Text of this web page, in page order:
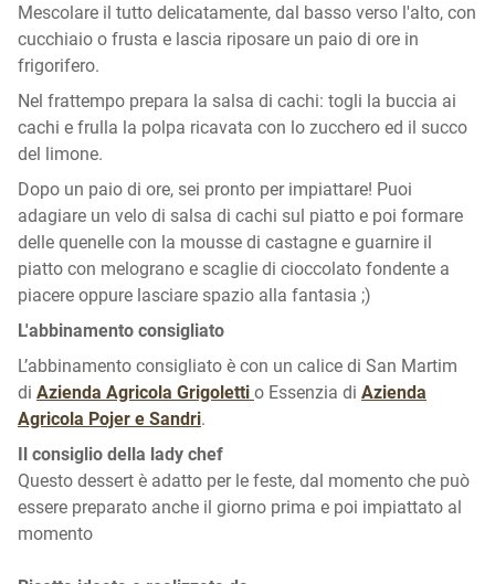
Mescolare il tutto delicatamente, dal basso verso l'alto, con
cucchiaio o frusta e lascia riposare un paio di ore in
frigorifero.
Nel frattempo prepara la salsa di cachi: togli la buccia ai
cachi e frulla la polpa ricavata con lo zucchero ed il succo
del limone.
Dopo un paio di ore, sei pronto per impiattare! Puoi
adagiare un velo di salsa di cachi sul piatto e poi formare
delle quenelle con la mousse di castagne e guarnire il
piatto con melograno e scaglie di cioccolato fondente a
piacere oppure lasciare spazio alla fantasia ;)
L'abbinamento consigliato
L’abbinamento consigliato è con un calice di San Martim
di Azienda Agricola Grigoletti o Essenzia di Azienda
Agricola Pojer e Sandri.
Il consiglio della lady chef
Questo dessert è adatto per le feste, dal momento che può
essere preparato anche il giorno prima e poi impiattato al
momento